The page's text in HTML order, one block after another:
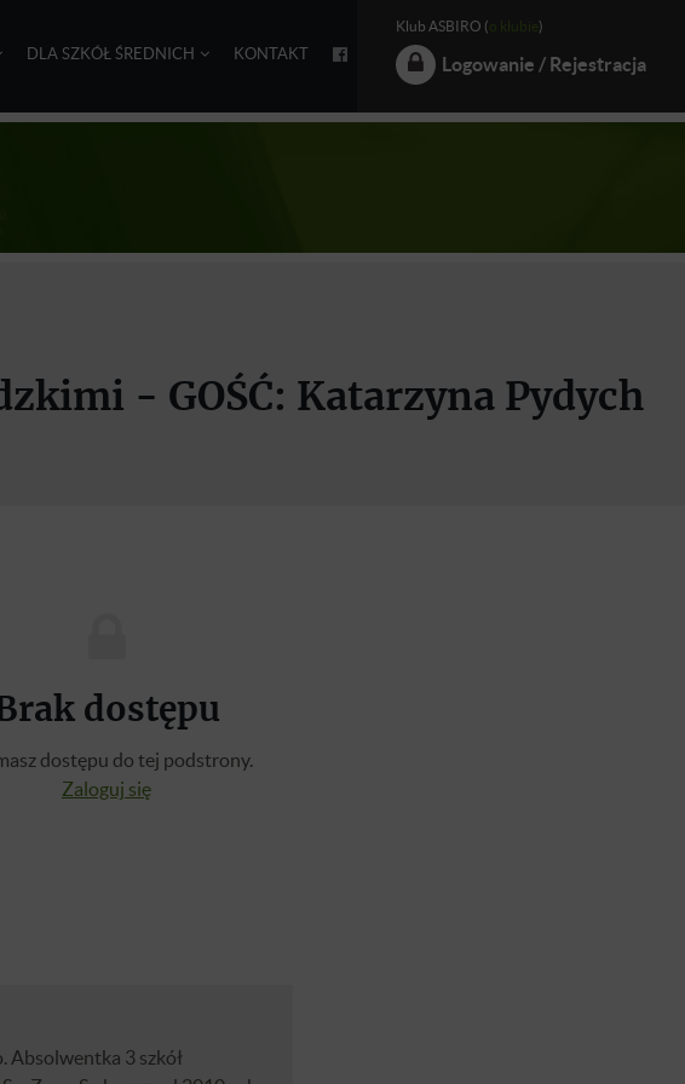
DLA SZKÓŁ ŚREDNICH KONTAKT
Klub ASBIRO ( o klubie)
Logowanie / Rejestracja
- GOŚĆ: Katarzyna Pydych
dostępu
dostępu do tej podstrony.
Zaloguj się
Absolwentka 3 szkół